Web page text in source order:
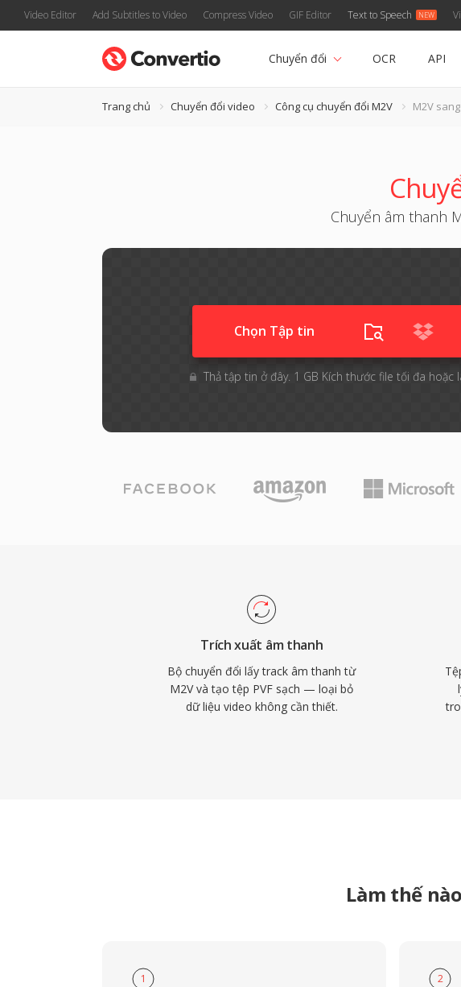
Video Editor Add Subtitles to Video Compress Video GIF Editor Text to Speech
Chuyển đổi OCR API
Trang chủ Chuyển đổi video Công cụ chuyển đổi M2V M2V sang
Chuyển âm thanh
Chọn Tập tin
Thả tập tin ở đây. 1 GB Kích thước file tối đa hoặc
Trích xuất âm thanh
Bộ chuyển đổi lấy track âm thanh từ
M2V và tạo tệp PVF sạch — loại bỏ
dữ liệu video không cần thiết.
Làm thế
1 2